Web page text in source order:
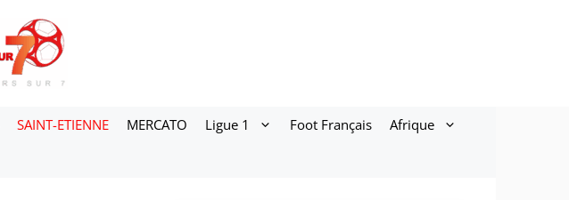
SAINT-ETIENNE MERCATO Ligue 1 Foot Français Afrique